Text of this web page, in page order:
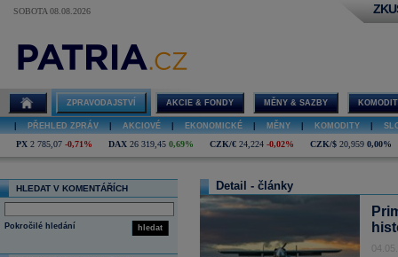
SOBOTA 08.08.2026
ZPRAVODAJSTVÍ AKCIE & FONDY MĚNY & SAZBY
PŘEHLED ZPRÁV AKCIOVÉ EKONOMICKÉ MĚNY KOMODITY
PX 2 785,07 -0,71% DAX 26 319,45 0,69% CZK/€ 24,224 -0,02% CZK/$ 20,959 0,00%
HLEDAT V KOMENTÁŘÍCH
hledat
Pokročilé hledání
Detail - články